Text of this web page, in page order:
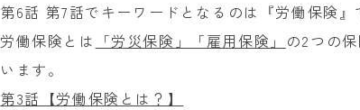
第6話 第7話でキーワードとなるのは『労働保険』
労働保険とは 「労災保険」「雇用保険」 の2つの
います。
第3話【労働保険とは？】